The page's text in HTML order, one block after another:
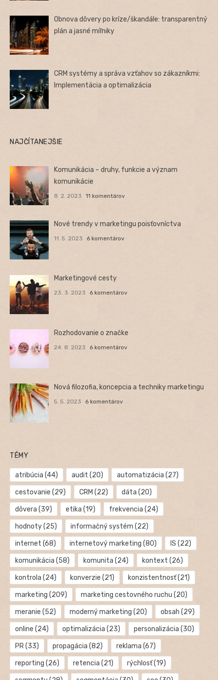
Obnova dôvery po kríze/škandále: transparentný
plán a jasné míľniky
CRM systémy a správa vzťahov so zákazníkmi:
Implementácia a optimalizácia
NAJČÍTANEJŠIE
Komunikácia – druhy, funkcie a význam
komunikácie
8. 2. 2023 11 komentárov
Nové trendy v marketingu poisťovníctva
11. 5. 2023 6 komentárov
Marketingové cesty
23. 3. 2023 6 komentárov
Rozhodovanie o značke
24. 8. 2023 6 komentárov
Nová filozofia, koncepcia a techniky marketingu
5. 5. 2023 6 komentárov
TÉMY
atribúcia (44) audit (20) automatizácia (27)
cestovanie (29) CRM (22) dáta (20)
dôvera (39) etika (19) frekvencia (24)
hodnoty(25) informačný systém (22)
internet (68) internetový marketing (80) IS (22)
komunikácia (58) komunita (24) kontext (26)
kontrola (24) konverzie (21) konzistentnosť(21)
marketing (209) marketing cestovného ruchu (20)
meranie (52) moderný marketing (20) obsah (29)
online (24) optimalizácia (23) personalizácia (30)
PR(33) propagácia (82) reklama (67)
reporting (26) retencia (21) rýchlosť(19)